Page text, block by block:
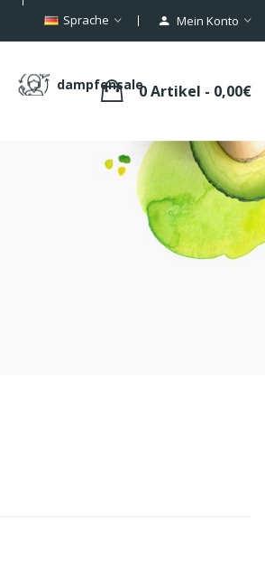
Sprache Mein Konto
dampfensale0 Artikel - 0,00€